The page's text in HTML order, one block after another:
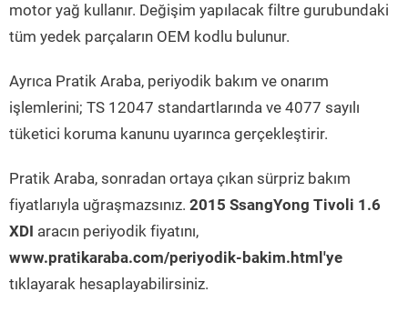
motor yağ kullanır. Değişim yapılacak filtre gurubundaki
tüm yedek parçaların OEM kodlu bulunur.
Ayrıca Pratik Araba, periyodik bakım ve onarım
işlemlerini; TS 12047 standartlarında ve 4077 sayılı
tüketici koruma kanunu uyarınca gerçekleştirir.
Pratik Araba, sonradan ortaya çıkan sürpriz bakım
fiyatlarıyla uğraşmazsınız. 2015 SsangYong Tivoli 1.6
XDI aracın periyodik fiyatını,
www.pratikaraba.com/periyodik-bakim.html'ye
tıklayarak hesaplayabilirsiniz.